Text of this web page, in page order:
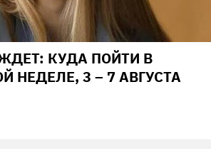
КУДА ПОЙТИ В
НЕДЕЛЕ, 3 – 7 АВГУСТА